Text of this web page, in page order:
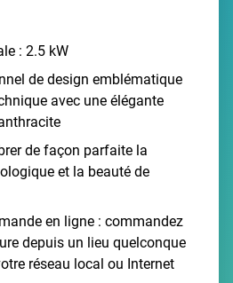
: 2.5 kW
de design emblématique
avec une élégante
de façon parfaite la
et la beauté de
en ligne : commandez
depuis un lieu quelconque
réseau local ou Internet